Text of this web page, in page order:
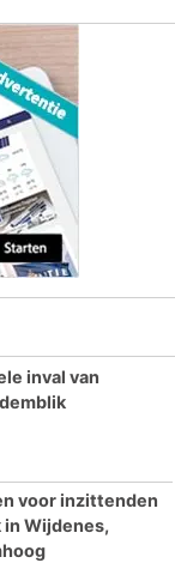
inval van
voor inzittenden
Wijdenes,